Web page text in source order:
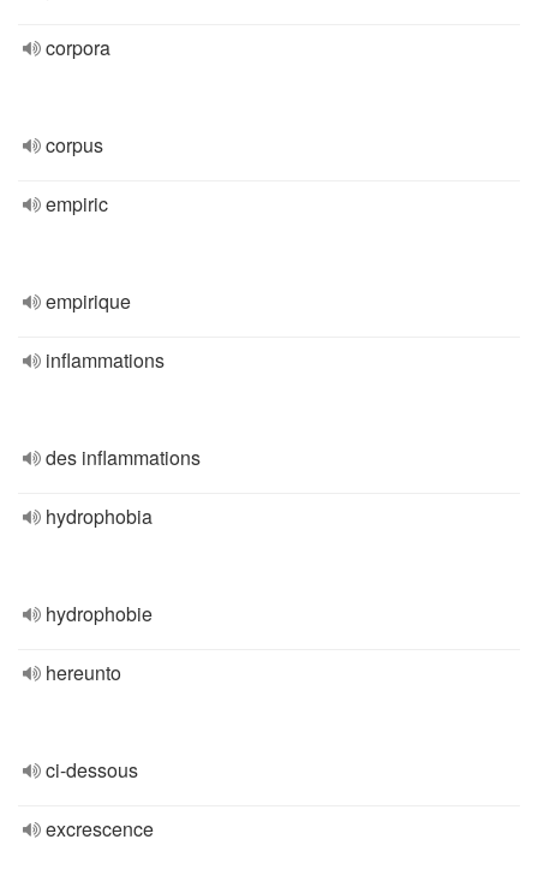
corpora
corpus
empiric
empirique
inflammations
des inflammations
hydrophobia
hydrophobie
hereunto
ci-dessous
excrescence